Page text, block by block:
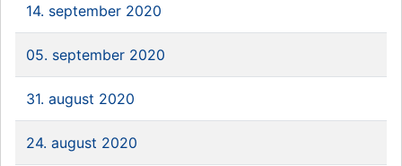
14. september 2020
05. september 2020
31. august 2020
24. august 2020